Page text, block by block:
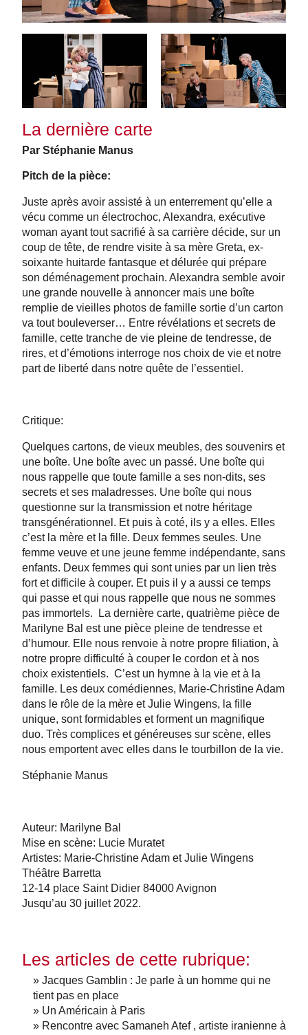
La dernière carte
Par Stéphanie Manus
Pitch de la pièce:
Juste après avoir assisté à un enterrement qu’elle a
vécu comme un électrochoc, Alexandra, exécutive
woman ayant tout sacrifié à sa carrière décide, sur un
coup de tête, de rendre visite à sa mère Greta, ex-
soixante huitarde fantasque et délurée qui prépare
son déménagement prochain. Alexandra semble avoir
une grande nouvelle à annoncer mais une boîte
remplie de vieilles photos de famille sortie d’un carton
va tout bouleverser… Entre révélations et secrets de
famille, cette tranche de vie pleine de tendresse, de
rires, et d’émotions interroge nos choix de vie et notre
part de liberté dans notre quête de l’essentiel.
Critique:
Quelques cartons, de vieux meubles, des souvenirs et
une boîte. Une boîte avec un passé. Une boîte qui
nous rappelle que toute famille a ses non-dits, ses
secrets et ses maladresses. Une boîte qui nous
questionne sur la transmission et notre héritage
transgénérationnel. Et puis à coté, ils y a elles. Elles
c’est la mère et la fille. Deux femmes seules. Une
femme veuve et une jeune femme indépendante, sans
enfants. Deux femmes qui sont unies par un lien très
fort et difficile à couper. Et puis il y a aussi ce temps
qui passe et qui nous rappelle que nous ne sommes
pas immortels. La dernière carte, quatrième pièce de
Marilyne Bal est une pièce pleine de tendresse et
d’humour. Elle nous renvoie à notre propre filiation, à
notre propre difficulté à couper le cordon et à nos
choix existentiels. C’est un hymne à la vie et à la
famille. Les deux comédiennes, Marie-Christine Adam
dans le rôle de la mère et Julie Wingens, la fille
unique, sont formidables et forment un magnifique
duo. Très complices et généreuses sur scène, elles
nous emportent avec elles dans le tourbillon de la vie.
Stéphanie Manus
Auteur: Marilyne Bal
Mise en scène: Lucie Muratet
Artistes: Marie-Christine Adam et Julie Wingens
Théâtre Barretta
12-14 place Saint Didier 84000 Avignon
Jusqu’au 30 juillet 2022.
Les articles de cette rubrique:
» Jacques Gamblin : Je parle à un homme qui ne
tient pas en place
» Un Américain à Paris
» Rencontre avec Samaneh Atef , artiste iranienne à